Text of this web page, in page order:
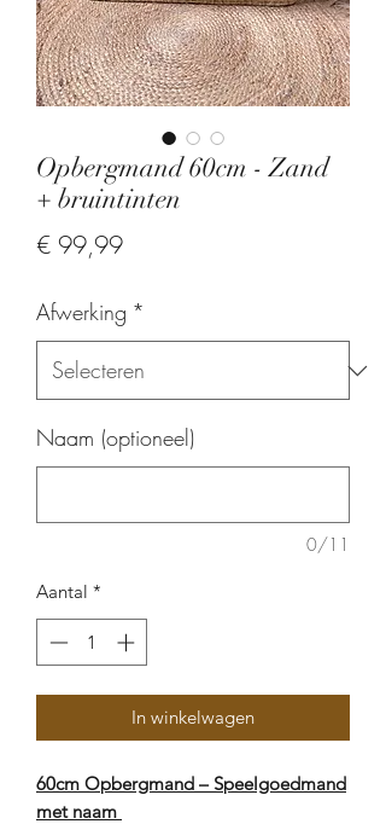
Opbergmand 60cm - Zand
+ bruintinten
€ 99,99Prijs
Afwerking *
Naam (optioneel)
0/11
Aantal *
In winkelwagen
60cm Opbergmand – Speelgoedmand
met naam